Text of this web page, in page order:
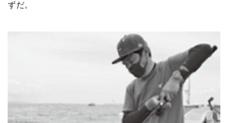
ずだ。